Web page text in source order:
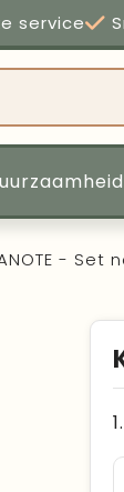
service
-